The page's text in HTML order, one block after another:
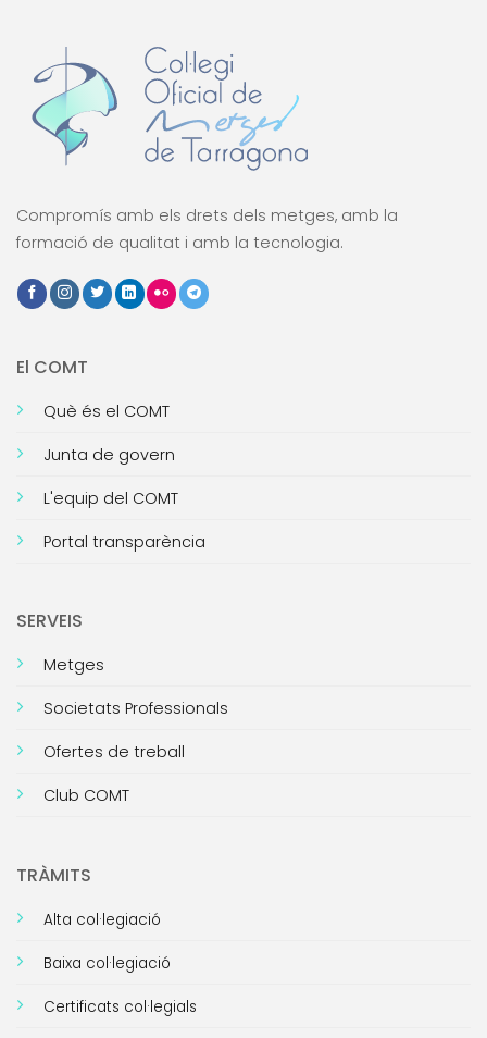
Compromís amb els drets dels metges, amb la
formació de qualitat i amb la tecnologia.
El COMT
Què és el COMT
Junta de govern
L'equip del COMT
Portal transparència
SERVEIS
Metges
Societats Professionals
Ofertes de treball
Club COMT
TRÀMITS
Alta col·legiació
Baixa col·legiació
Certificats col·legials